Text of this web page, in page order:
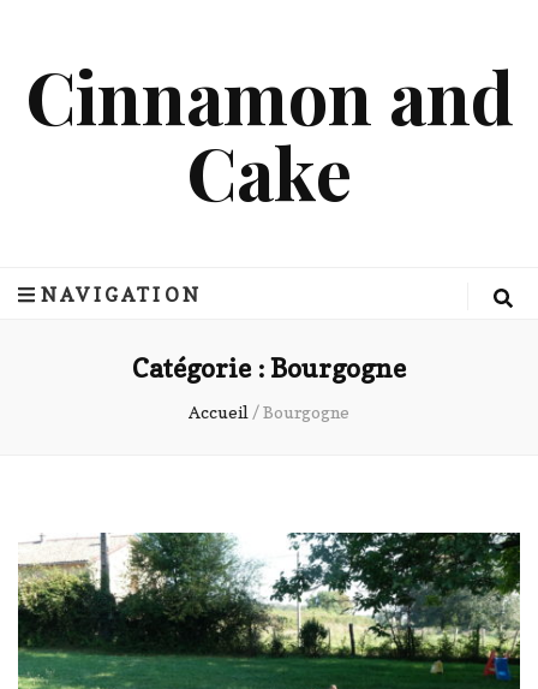
Cinnamon and
Cake
NAVIGATION
Catégorie :Bourgogne
Accueil /Bourgogne